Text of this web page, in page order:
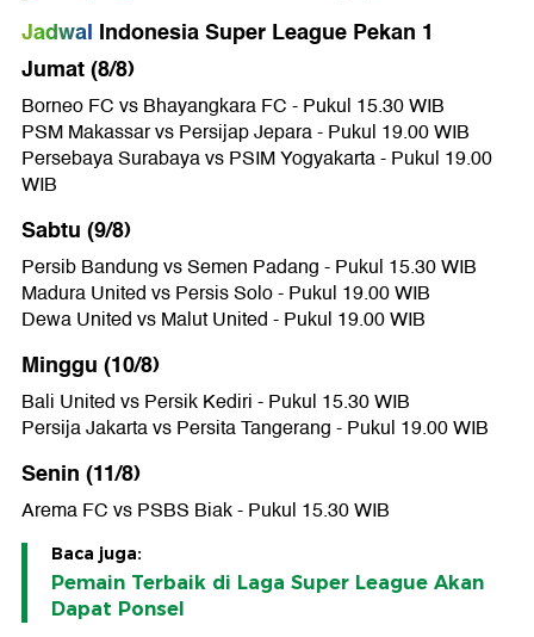
Jadwal Indonesia Super League Pekan 1
Jumat (8/8)
Borneo FC vs Bhayangkara FC - Pukul 15.30 WIB
PSM Makassar vs Persijap Jepara - Pukul 19.00 WIB
Persebaya Surabaya vs PSIM Yogyakarta - Pukul 19.00
WIB
Sabtu (9/8)
Persib Bandung vs Semen Padang - Pukul 15.30 WIB
Madura United vs Persis Solo - Pukul 19.00 WIB
Dewa United vs Malut United - Pukul 19.00 WIB
Minggu (10/8)
Bali United vs Persik Kediri - Pukul 15.30 WIB
Persija Jakarta vs Persita Tangerang - Pukul 19.00 WIB
Senin (11/8)
Arema FC vs PSBS Biak - Pukul 15.30 WIB
Baca juga:
Pemain Terbaik di Laga Super League Akan
Dapat Ponsel